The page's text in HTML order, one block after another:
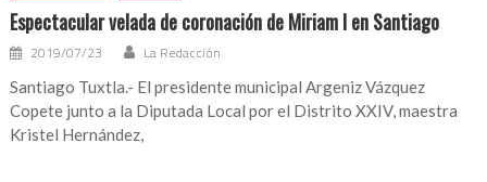
Espectacular velada de coronación de Miriam I en Santiago
2019/07/23 La Redacción
Santiago Tuxtla.- El presidente municipal Argeniz Vázquez
Copete junto a la Diputada Local por el Distrito XXIV, maestra
Kristel Hernández,